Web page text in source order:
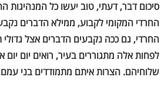
סיכום דבר, דעתי, טוב יעשו כל המנהיגות
החרדי המקומי לקבוע, ממילא הדברים
החרדי, גם ככה נקבעים הדברים אצל גדולי
לפחות אלה מתגוררים בעיר, רואים יום
שלוחיהם. הצרות איתם מתמודדים בני